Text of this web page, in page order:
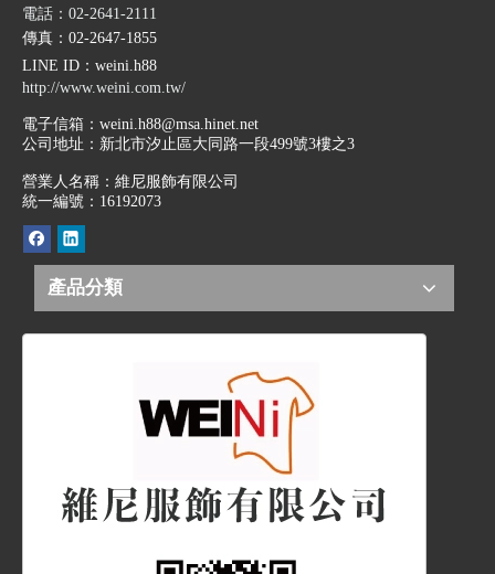
電話：02-2641-2111
傳真：02-2647-1855
LINE ID ：weini.h88
http://www.weini.com.tw/
電子信箱： weini.h88@msa.hinet.net
公司地址： 新北市汐止區大同路一段499號3樓之3
營業人名稱：維尼服飾有限公司
統一編號：16192073
產品分類